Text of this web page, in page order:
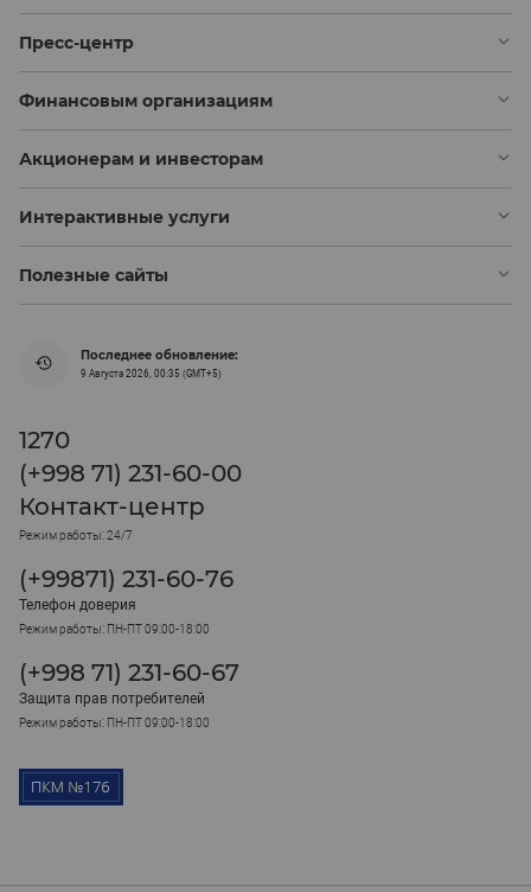
Пресс-центр
Финансовым организациям
Акционерам и инвесторам
Интерактивные услуги
Полезные сайты
Последнее обновление:
9 Августа 2026, 00:35 (GMT+5)
1270
(+998 71) 231-60-00
Контакт-центр
Режим работы: 24/7
(+99871) 231-60-76
Телефон доверия
Режим работы: ПН-ПТ 09:00-18:00
(+998 71) 231-60-67
Защита прав потребителей
Режим работы: ПН-ПТ 09:00-18:00